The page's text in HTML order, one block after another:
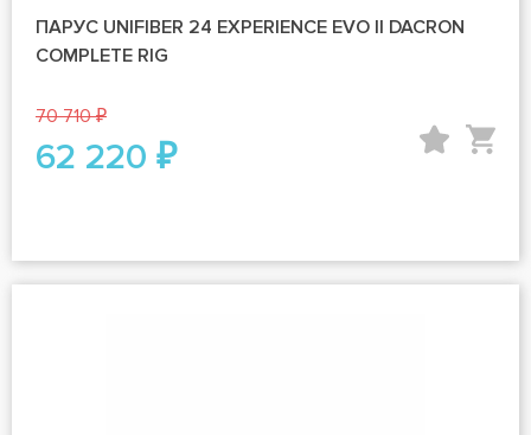
ПАРУС UNIFIBER 24 EXPERIENCE EVO II DACRON
COMPLETE RIG
70 710 ₽
62 220 ₽